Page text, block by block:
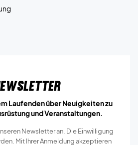
Laufenden über Neuigkeiten zu
und Veranstaltungen.
Newsletter an. Die Einwilligung
Mit Ihrer Anmeldung akzeptieren